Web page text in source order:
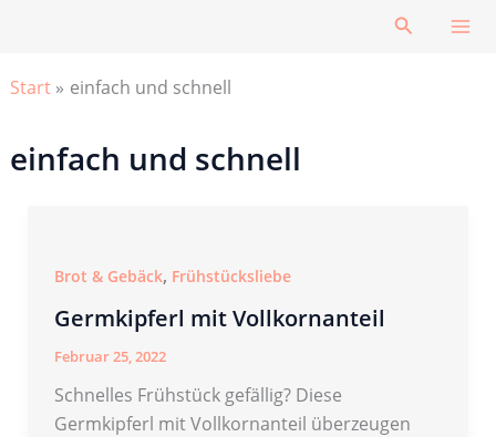
Suchen
Start einfach und schnell
einfach und schnell
Brot & Gebäck, Frühstücksliebe
Germkipferl mit Vollkornanteil
Februar 25, 2022
Schnelles Frühstück gefällig? Diese
Germkipferl mit Vollkornanteil überzeugen